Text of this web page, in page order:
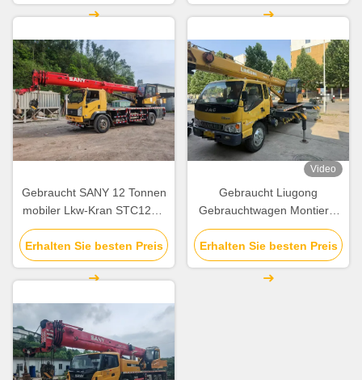
Gebraucht SANY 12 Tonnen
mobiler Lkw-Kran STC120C
Hebegerät 2020
Erhalten Sie besten Preis
Video
Gebraucht Liugong
Gebrauchtwagen Montierte
Krane 8 Tonnen Mobilkran
2012 QY8A
Erhalten Sie besten Preis